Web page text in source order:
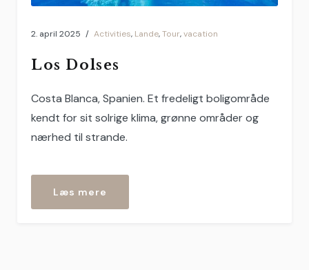
2. april 2025 Activities, Lande,Tour,vacation
Los Dolses
Costa Blanca, Spanien. Et fredeligt boligområde
kendt for sit solrige klima, grønne områder og
nærhed til strande.
Læs mere